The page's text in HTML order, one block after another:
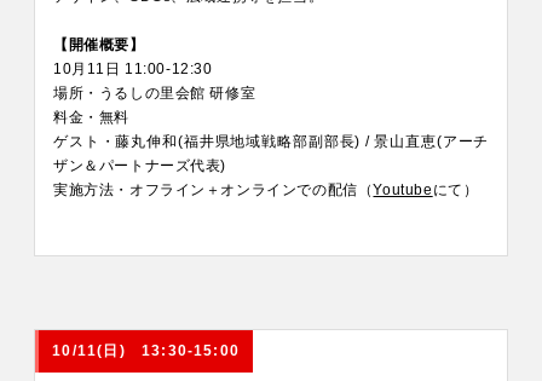
【開催概要】
10月11日 11:00-12:30
場所・うるしの里会館 研修室
料金・無料
ゲスト・藤丸伸和(福井県地域戦略部副部長) / 景山直恵(アーチ
ザン＆パートナーズ代表)
実施方法・オフライン＋オンラインでの配信（Youtube にて）
10/11(日) 13:30-15:00